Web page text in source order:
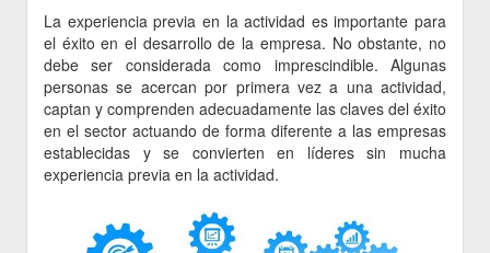
La experiencia previa en la actividad es importante para
el éxito en el desarrollo de la empresa. No obstante, no
debe ser considerada como imprescindible. Algunas
personas se acercan por primera vez a una actividad,
captan y comprenden adecuadamente las claves del éxito
en el sector actuando de forma diferente a las empresas
establecidas y se convierten en líderes sin mucha
experiencia previa en la actividad.